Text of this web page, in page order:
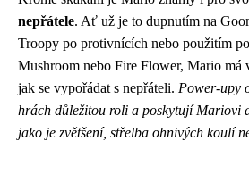
nepřátele. Ať už je to dupnutím na
Troopy po protivnících nebo použitím
Mushroom nebo Fire Flower, Mario má
jak se vypořádat s nepřáteli. Power-upy
hrách důležitou roli a poskytují Mariovi
jako je zvětšení, střelba ohnivých koulí